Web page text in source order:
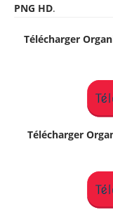
PNG HD.
Télécharger
Télécharger